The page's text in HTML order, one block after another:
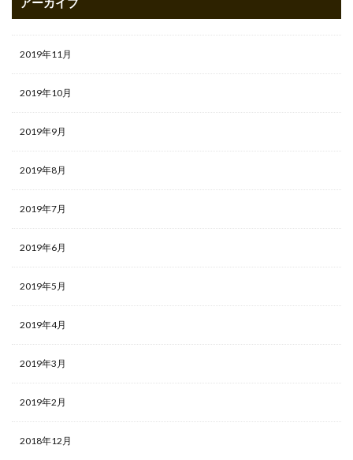
2019年11月
2019年10月
2019年9月
2019年8月
2019年7月
2019年6月
2019年5月
2019年4月
2019年3月
2019年2月
2018年12月